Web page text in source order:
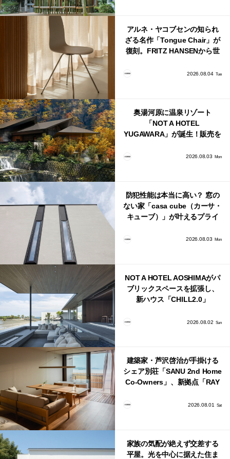
アルネ・ヤコブセンの知られ
ざる名作「Tongue Chair」が
復刻。FRITZ HANSENから世
2026.08.04 Tue
奥湯河原に温泉リゾート
「NOT A HOTEL
YUGAWARA」が誕生！販売を
2026.08.03 Mon
防犯性能は本当に高い？ 窓の
ない家「casa cube（カーサ・
キューブ）」が叶えるプライ
2026.08.03 Mon
NOT A HOTEL AOSHIMAがパ
ブリックスペースを拡張し、
新ハウス「CHILL2.0」
2026.08.02 Sun
建築家・芦沢啓治が手掛ける
シェア別荘「SANU 2nd Home
Co-Owners」、新拠点「RAY
2026.08.01 Sat
家族の気配が絶えず交差する
平屋。光を中心に据えた住ま